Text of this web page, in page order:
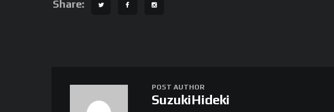
Share:
POST AUTHOR
SuzukiHideki